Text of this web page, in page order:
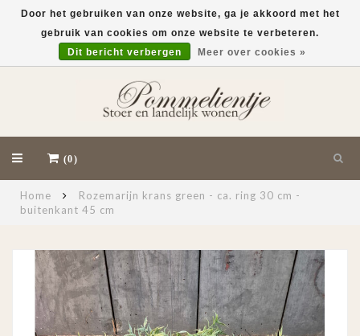
(0)
Home
Rozemarijn krans green - ca. ring 30 cm -
buitenkant 45 cm
Door het gebruiken van onze website, ga je akkoord met het
gebruik van cookies om onze website te verbeteren.
Dit bericht verbergen
Meer over cookies »